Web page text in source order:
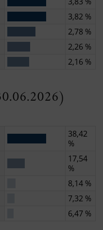
3,82 %
2,78 %
2,26 %
2,16 %
38,42
%
17,54
%
8,14 %
7,32 %
6,47 %